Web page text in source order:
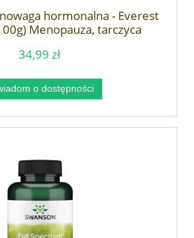
hormonalna - Everest
Menopauza, tarczyca
34,99 zł
o dostępności